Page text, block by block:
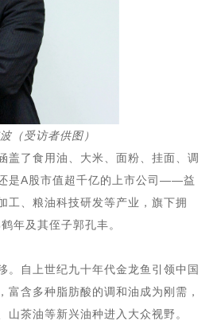
（受访者供图）
盖了食用油、大米、面粉、挂面、调
是A股市值超千亿的上市公司——益
工、粮油科技研发等产业，旗下拥
年及其侄子郭孔丰。
。自上世纪九十年代金龙鱼引领中国
含多种脂肪酸的调和油成为刚需，
茶油等新兴油种进入大众视野。